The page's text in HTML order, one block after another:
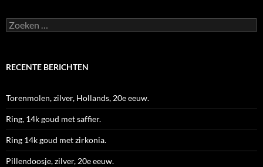
Zoeken
naar:
RECENTE BERICHTEN
Torenmolen, zilver, Hollands, 20e eeuw.
Ring, 14k goud met saffier.
Ring 14k goud met zirkonia.
Pillendoosje, zilver, 20e eeuw.